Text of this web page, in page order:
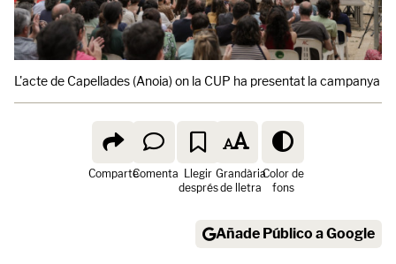
L'acte de Capellades (Anoia) on la CUP ha presentat la campanya
ComparteComenta Llegir
després
Grandària
de lletra
Color de
fons
Añade Público a Google